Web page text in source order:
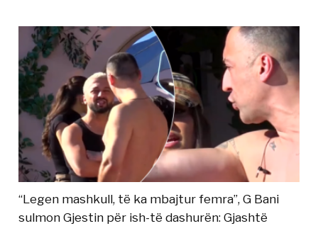
“Legen mashkull, të ka mbajtur femra”, G Bani
sulmon Gjestin për ish-të dashurën: Gjashtë